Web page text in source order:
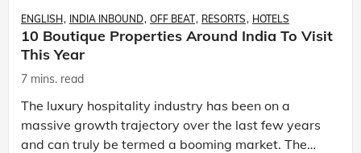
ENGLISH INDIA INBOUND OFF BEAT RESORTS HOTELS
10 Boutique Properties Around India To Visit
This Year
7 mins. read
The luxury hospitality industry has been on a
massive growth trajectory over the last few years
and can truly be termed a booming market. The